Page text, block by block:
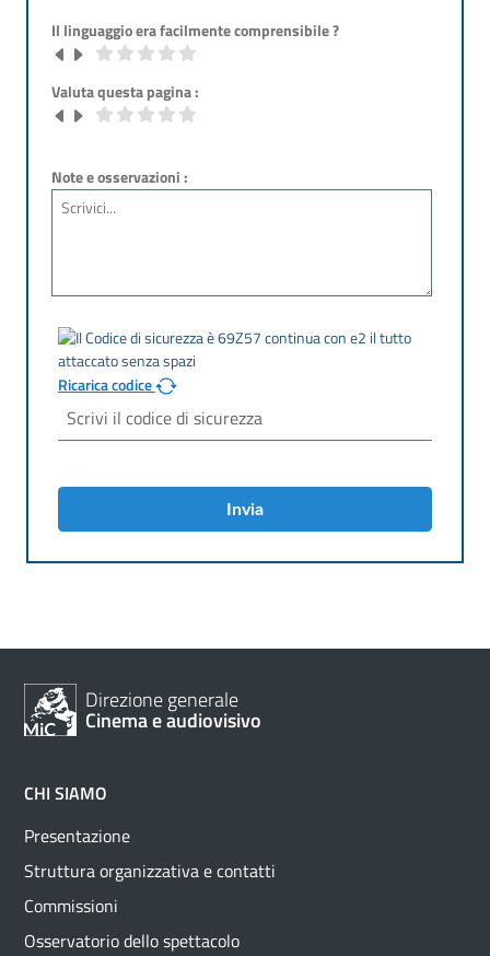
Il linguaggio era facilmente comprensibile ?
Valuta questa pagina :
Note e osservazioni :
Ricarica codice
Invia
Direzione generale
Cinema e audiovisivo
CHI SIAMO
Presentazione
Struttura organizzativa e contatti
Commissioni
Osservatorio dello spettacolo